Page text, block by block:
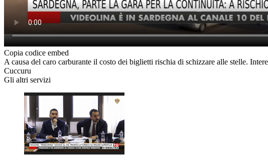
Copia codice embed
A causa del caro carburante il costo dei biglietti rischia di schizzare alle stelle.
Cuccuru
Gli altri servizi